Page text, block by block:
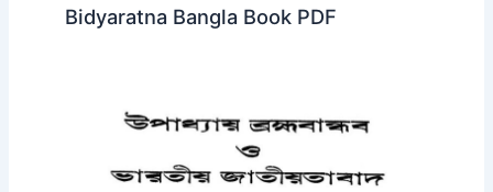
Bidyaratna Bangla Book PDF